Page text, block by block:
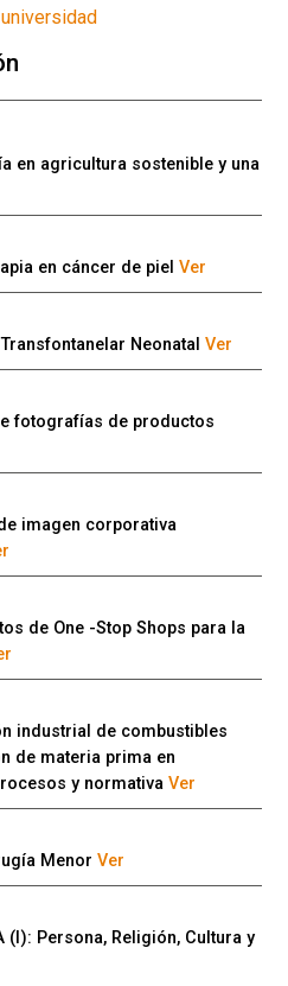
universidad
en agricultura sostenible y una
en cáncer de pielVer
NeonatalVer
fotografías de productos
imagen corporativa
de One -Stop Shops para la
industrial de combustibles
de materia prima en
y normativaVer
MenorVer
(I): Persona, Religión, Cultura y